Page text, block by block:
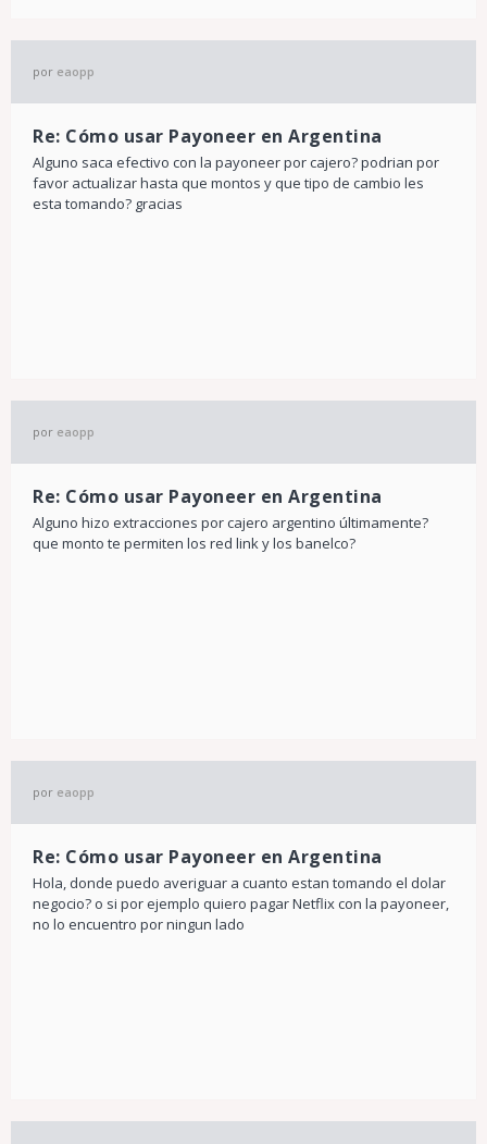
por eaopp
Re: Cómo usar Payoneer en Argentina
Alguno saca efectivo con la payoneer por cajero? podrian por
favor actualizar hasta que montos y que tipo de cambio les
esta tomando? gracias
por eaopp
Re: Cómo usar Payoneer en Argentina
Alguno hizo extracciones por cajero argentino últimamente?
que monto te permiten los red link y los banelco?
por eaopp
Re: Cómo usar Payoneer en Argentina
Hola, donde puedo averiguar a cuanto estan tomando el dolar
negocio? o si por ejemplo quiero pagar Netflix con la payoneer,
no lo encuentro por ningun lado